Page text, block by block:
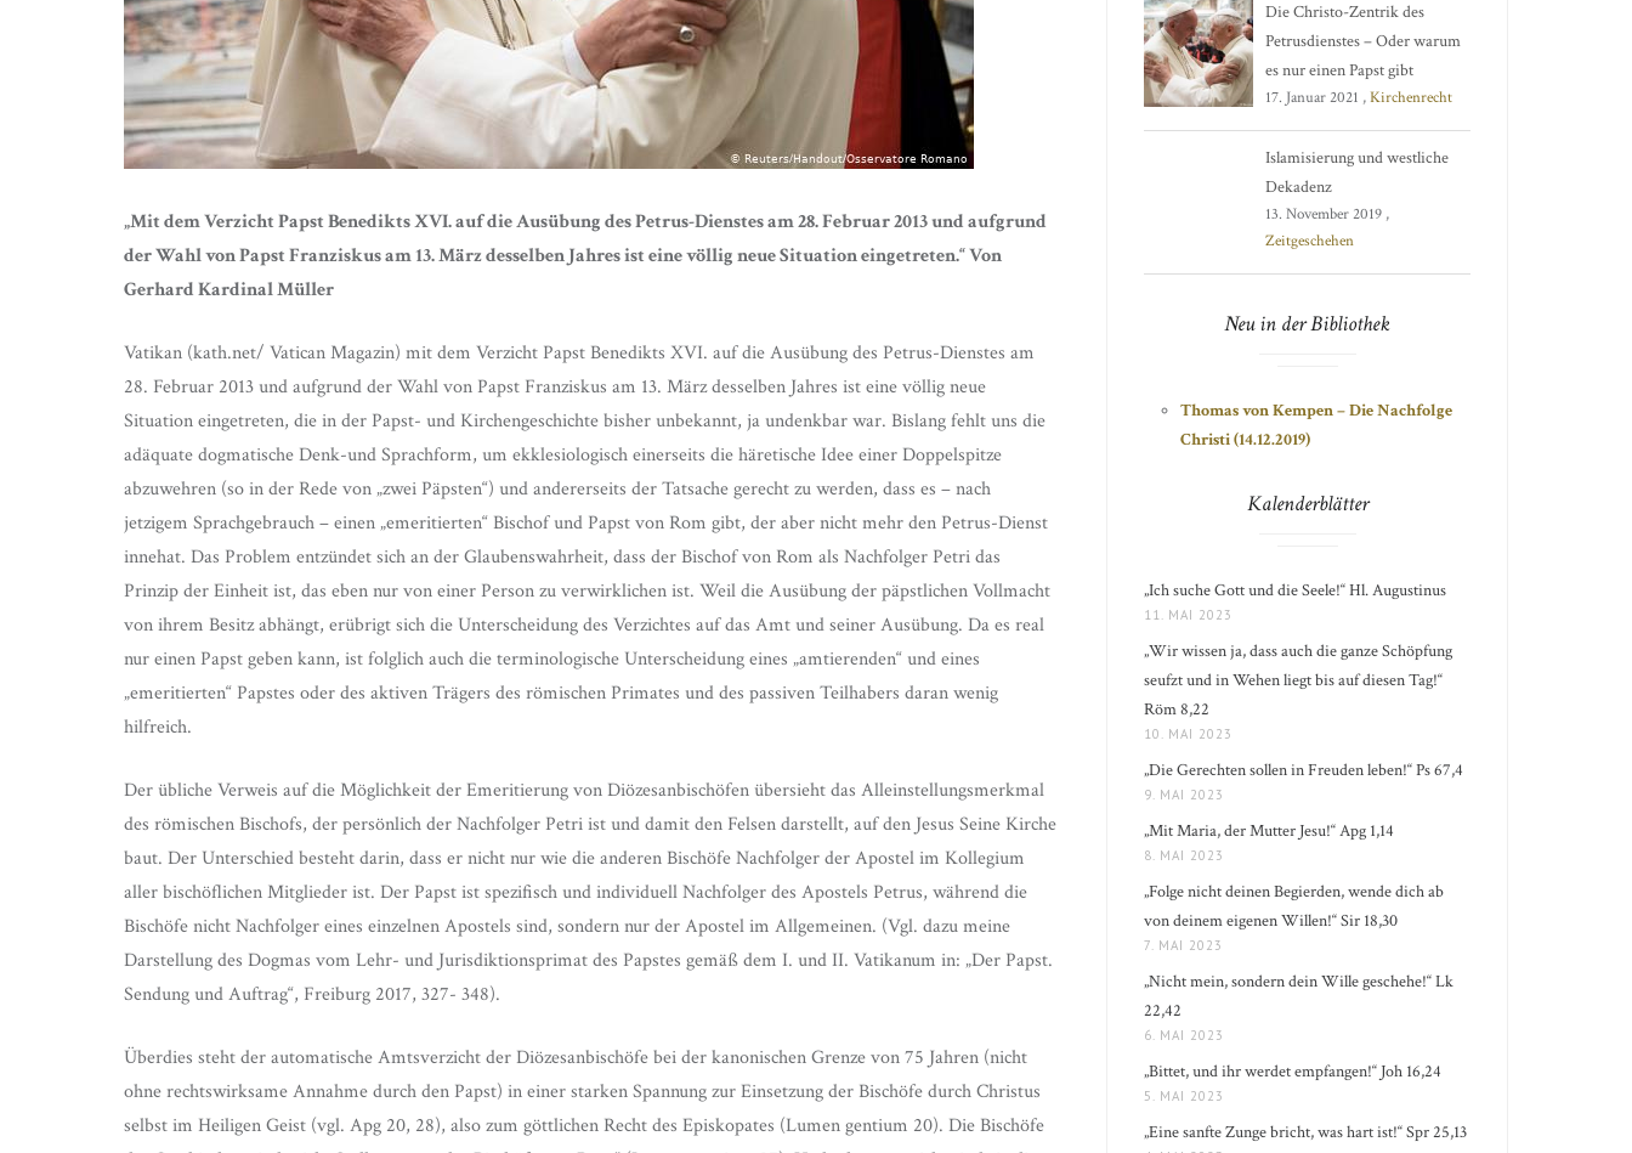
„Mit dem Verzicht Papst Benedikts XVI. auf die Ausübung des Petrus-Dienstes am 28. Februar 2013 und aufgrund
der Wahl von Papst Franziskus am 13. März desselben Jahres ist eine völlig neue Situation eingetreten.“ Von
Gerhard Kardinal Müller
Vatikan (kath.net/ Vatican Magazin) mit dem Verzicht Papst Benedikts XVI. auf die Ausübung des Petrus-Dienstes am
28. Februar 2013 und aufgrund der Wahl von Papst Franziskus am 13. März desselben Jahres ist eine völlig neue
Situation eingetreten, die in der Papst- und Kirchengeschichte bisher unbekannt, ja undenkbar war. Bislang fehlt uns die
adäquate dogmatische Denk-und Sprachform, um ekklesiologisch einerseits die häretische Idee einer Doppelspitze
abzuwehren (so in der Rede von „zwei Päpsten“) und andererseits der Tatsache gerecht zu werden, dass es – nach
jetzigem Sprachgebrauch – einen „emeritierten“ Bischof und Papst von Rom gibt, der aber nicht mehr den Petrus-Dienst
innehat. Das Problem entzündet sich an der Glaubenswahrheit, dass der Bischof von Rom als Nachfolger Petri das
Prinzip der Einheit ist, das eben nur von einer Person zu verwirklichen ist. Weil die Ausübung der päpstlichen Vollmacht
von ihrem Besitz abhängt, erübrigt sich die Unterscheidung des Verzichtes auf das Amt und seiner Ausübung. Da es real
nur einen Papst geben kann, ist folglich auch die terminologische Unterscheidung eines „amtierenden“ und eines
„emeritierten“ Papstes oder des aktiven Trägers des römischen Primates und des passiven Teilhabers daran wenig
hilfreich.
Der übliche Verweis auf die Möglichkeit der Emeritierung von Diözesanbischöfen übersieht das Alleinstellungsmerkmal
des römischen Bischofs, der persönlich der Nachfolger Petri ist und damit den Felsen darstellt, auf den Jesus Seine Kirche
baut. Der Unterschied besteht darin, dass er nicht nur wie die anderen Bischöfe Nachfolger der Apostel im Kollegium
aller bischöflichen Mitglieder ist. Der Papst ist spezifisch und individuell Nachfolger des Apostels Petrus, während die
Bischöfe nicht Nachfolger eines einzelnen Apostels sind, sondern nur der Apostel im Allgemeinen. (Vgl. dazu meine
Darstellung des Dogmas vom Lehr- und Jurisdiktionsprimat des Papstes gemäß dem I. und II. Vatikanum in: „Der Papst.
Sendung und Auftrag“, Freiburg 2017, 327- 348).
Überdies steht der automatische Amtsverzicht der Diözesanbischöfe bei der kanonischen Grenze von 75 Jahren (nicht
ohne rechtswirksame Annahme durch den Papst) in einer starken Spannung zur Einsetzung der Bischöfe durch Christus
selbst im Heiligen Geist (vgl. Apg 20, 28), also zum göttlichen Recht des Episkopates (Lumen gentium 20). Die Bischöfe
Die Christo-Zentrik des
Petrusdienstes – Oder warum
es nur einen Papst gibt
17. Januar 2021 ,Kirchenrecht
Islamisierung und westliche
Dekadenz
13. November 2019 ,
Zeitgeschehen
Neu in der Bibliothek
Thomas von Kempen – Die Nachfolge
Christi (14.12.2019)
Kalenderblätter
„Ich suche Gott und die Seele!“ Hl. Augustinus
11. MAI 2023
„Wir wissen ja, dass auch die ganze Schöpfung
seufzt und in Wehen liegt bis auf diesen Tag!“
Röm 8,22
10. MAI 2023
„Die Gerechten sollen in Freuden leben!“ Ps 67,4
9. MAI 2023
„Mit Maria, der Mutter Jesu!“ Apg 1,14
8. MAI 2023
„Folge nicht deinen Begierden, wende dich ab
von deinem eigenen Willen!“ Sir 18,30
7. MAI 2023
„Nicht mein, sondern dein Wille geschehe!“ Lk
22,42
6. MAI 2023
„Bittet, und ihr werdet empfangen!“ Joh 16,24
5. MAI 2023
„Eine sanfte Zunge bricht, was hart ist!“ Spr 25,13